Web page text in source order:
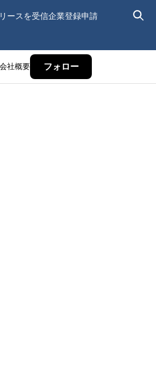
ースを受信企業登録申請
会社概要 フォロー